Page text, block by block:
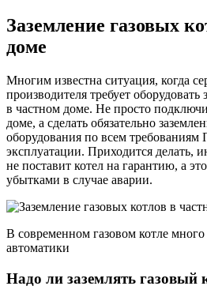
Заземление газовых
доме
Многим известна ситуация, когда
производителя требует оборудовать
в частном доме. Не просто
доме, а сделать обязательно
оборудования по всем
эксплуатации. Приходится делать,
не поставит котел на гарантию, а
убытками в случае аварии.
В современном газовом котле
автоматики
Надо ли заземлять газовый